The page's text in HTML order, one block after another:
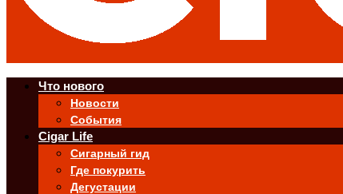
Что нового
Новости
События
Cigar Life
Сигарный гид
Где покурить
Дегустации